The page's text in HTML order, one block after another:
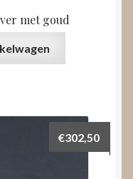
met goud
€302,50